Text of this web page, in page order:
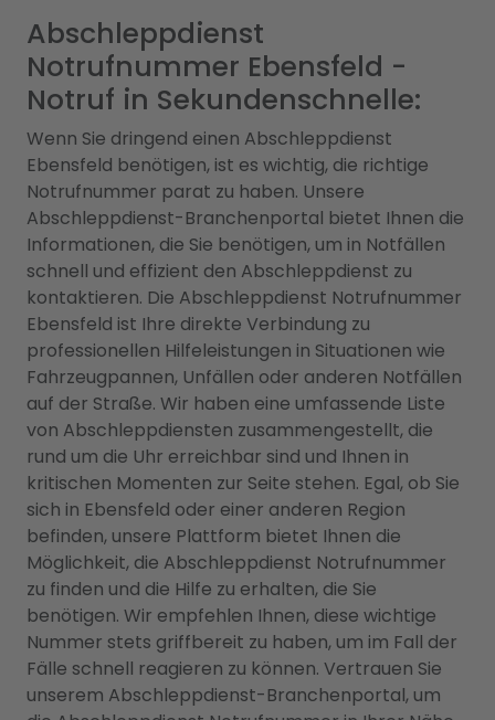
Abschleppdienst
Notrufnummer Ebensfeld -
Notruf in Sekundenschnelle:
Wenn Sie dringend einen Abschleppdienst
Ebensfeld benötigen, ist es wichtig, die richtige
Notrufnummer parat zu haben. Unsere
Abschleppdienst-Branchenportal bietet Ihnen die
Informationen, die Sie benötigen, um in Notfällen
schnell und effizient den Abschleppdienst zu
kontaktieren. Die Abschleppdienst Notrufnummer
Ebensfeld ist Ihre direkte Verbindung zu
professionellen Hilfeleistungen in Situationen wie
Fahrzeugpannen, Unfällen oder anderen Notfällen
auf der Straße. Wir haben eine umfassende Liste
von Abschleppdiensten zusammengestellt, die
rund um die Uhr erreichbar sind und Ihnen in
kritischen Momenten zur Seite stehen. Egal, ob Sie
sich in Ebensfeld oder einer anderen Region
befinden, unsere Plattform bietet Ihnen die
Möglichkeit, die Abschleppdienst Notrufnummer
zu finden und die Hilfe zu erhalten, die Sie
benötigen. Wir empfehlen Ihnen, diese wichtige
Nummer stets griffbereit zu haben, um im Fall der
Fälle schnell reagieren zu können. Vertrauen Sie
unserem Abschleppdienst-Branchenportal, um